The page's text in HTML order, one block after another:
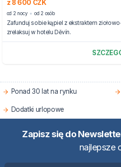
z 8 600 CZK
od 2 nocy od 2 osób
Zafunduj sobie kąpiel z ekstraktem
zrelaksuj w hotelu Děvín.
Ponad 30 lat na rynku
Dodatki urlopowe
Zapisz się do
najlepsze